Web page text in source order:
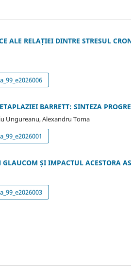
ALE RELAȚIEI DINTRE STRESUL
BARRETT: SINTEZA
Ungureanu, Alexandru Toma
ȘI IMPACTUL ACESTORA